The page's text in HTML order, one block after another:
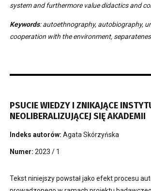
system and furthermore value didactics and
Keywords: autoethnography, autobiography,
cooperation with the environment,
PSUCIE WIEDZY I ZNIKAJĄCE
NEOLIBERALIZUJĄCEJ SIĘ AKADEMII
Indeks autorów: Agata Skórzyńska
Numer: 2023 / 1
Tekst niniejszy powstał jako efekt procesu